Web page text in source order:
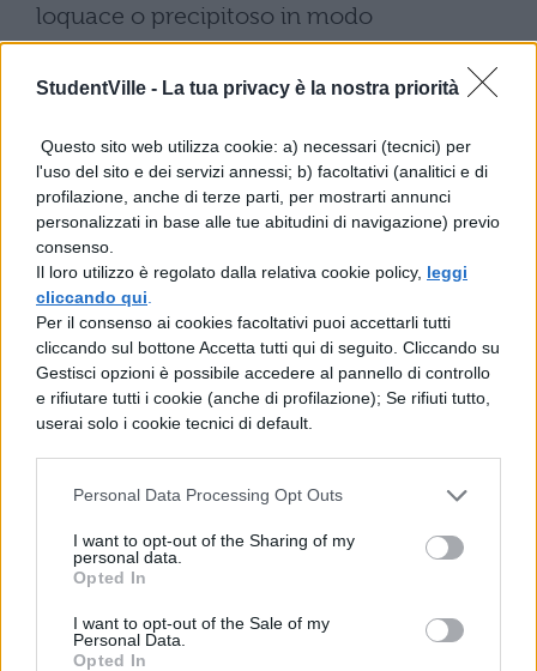
StudentVille - La tua privacy è la nostra priorità
Questo sito web utilizza cookie: a) necessari (tecnici) per
l'uso del sito e dei servizi annessi; b) facoltativi (analitici e di
profilazione, anche di terze parti, per mostrarti annunci
personalizzati in base alle tue abitudini di navigazione) previo
consenso.
Il loro utilizzo è regolato dalla relativa cookie policy, leggi
cliccando qui
Per il consenso ai cookies facoltativi puoi accettarli tutti
cliccando sul bottone Accetta tutti qui di seguito. Cliccando su
Gestisci opzioni è possibile accedere al pannello di controllo
e rifiutare tutti i cookie (anche di profilazione); Se rifiuti tutto,
userai solo i cookie tecnici di default.
Personal Data Processing Opt Outs
I want to opt-out of the Sharing of my
personal data.
Opted In
I want to opt-out of the Sale of my
Personal Data.
Opted In
loquace o precipitoso in modo
ma stai attento alle parole del maestro. Se
con poche parole, in modo pertinente,
chiaro e prudente. Quando parlerai, non
affrettare il discorso e non esitare con la
lingua, ma prenderai l'abitudine di
pronunciare le tue parole in modo distinto,
chiaro, articolato.
TI POTREBBE INTERESSARE